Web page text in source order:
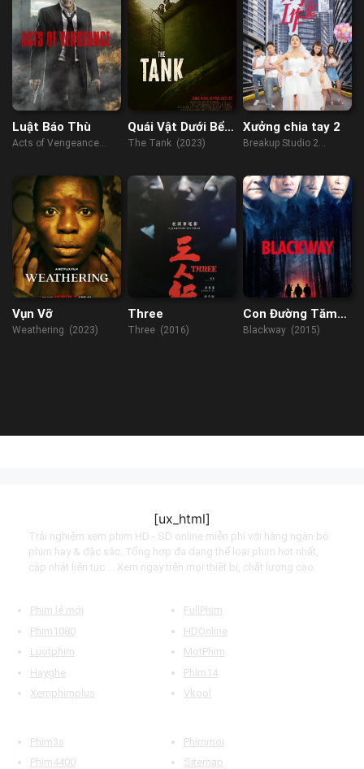
Luật Báo Thù
Acts of Vengeance
Quái Vật Dưới Bể
Nước
The Tank (2023)
Xưởng chia tay 2
Breakup Studio 2
Vụn Vỡ
Weathering (2023)
Three
Three (2016)
Con Đường Tăm
Tối
Blackway (2015)